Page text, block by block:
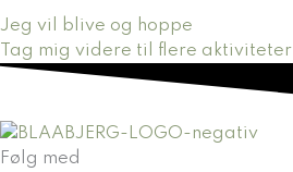
Jeg vil blive og hoppe
Tag mig videre til flere aktiviteter
Følg med